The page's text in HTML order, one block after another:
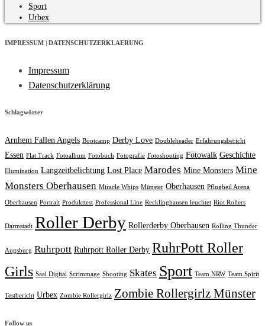
Sport
Urbex
IMPRESSUM | DATENSCHUTZERKLAERUNG
Impressum
Datenschutzerklärung
Schlagwörter
Arnhem Fallen Angels Bootcamp Derby Love Doubleheader Erfahrungsbericht
Essen Flat Track Fotoalbum Fotobuch Fotografie Fotoshooting Fotowalk Geschichte
Illumination Langzeitbelichtung Lost Place Marodes Mine Monsters Mine
Monsters Oberhausen Miracle Whips Münster Oberhausen Pflugbeil Arena
Oberhausen Portrait Produkttest Professional Line Recklinghausen leuchtet Riot Rollers
Darmstadt Roller Derby Rollerderby Oberhausen Rolling Thunder
Augsburg Ruhrpott Ruhrpott Roller Derby RuhrPott Roller
Girls Saal Digital Scrimmage Shooting Skates Sport Team NRW Team Spirit
Testbericht Urbex Zombie Rollergirlz Zombie Rollergirlz Münster
Follow us